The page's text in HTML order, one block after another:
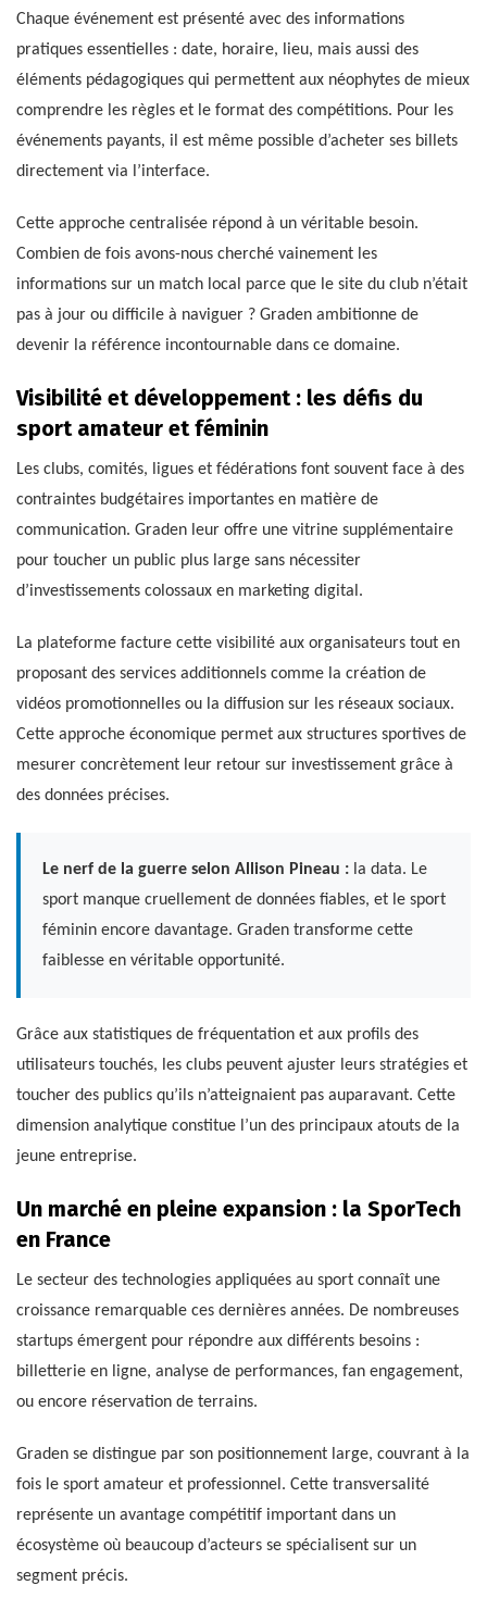
Chaque événement est présenté avec des informations
pratiques essentielles : date, horaire, lieu, mais aussi des
éléments pédagogiques qui permettent aux néophytes de mieux
comprendre les règles et le format des compétitions. Pour les
événements payants, il est même possible d’acheter ses billets
directement via l’interface.
Cette approche centralisée répond à un véritable besoin.
Combien de fois avons-nous cherché vainement les
informations sur un match local parce que le site du club n’était
pas à jour ou difficile à naviguer ? Graden ambitionne de
devenir la référence incontournable dans ce domaine.
Visibilité et développement : les défis du
sport amateur et féminin
Les clubs, comités, ligues et fédérations font souvent face à des
contraintes budgétaires importantes en matière de
communication. Graden leur offre une vitrine supplémentaire
pour toucher un public plus large sans nécessiter
d’investissements colossaux en marketing digital.
La plateforme facture cette visibilité aux organisateurs tout en
proposant des services additionnels comme la création de
vidéos promotionnelles ou la diffusion sur les réseaux sociaux.
Cette approche économique permet aux structures sportives de
mesurer concrètement leur retour sur investissement grâce à
des données précises.
Le nerf de la guerre selon Allison Pineau : la data. Le
sport manque cruellement de données fiables, et le sport
féminin encore davantage. Graden transforme cette
faiblesse en véritable opportunité.
Grâce aux statistiques de fréquentation et aux profils des
utilisateurs touchés, les clubs peuvent ajuster leurs stratégies et
toucher des publics qu’ils n’atteignaient pas auparavant. Cette
dimension analytique constitue l’un des principaux atouts de la
jeune entreprise.
Un marché en pleine expansion : la SporTech
en France
Le secteur des technologies appliquées au sport connaît une
croissance remarquable ces dernières années. De nombreuses
startups émergent pour répondre aux différents besoins :
billetterie en ligne, analyse de performances, fan engagement,
ou encore réservation de terrains.
Graden se distingue par son positionnement large, couvrant à la
fois le sport amateur et professionnel. Cette transversalité
représente un avantage compétitif important dans un
écosystème où beaucoup d’acteurs se spécialisent sur un
segment précis.